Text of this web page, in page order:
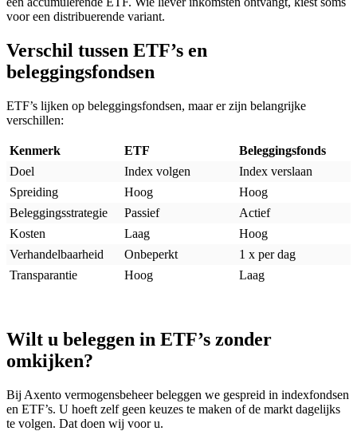
voor een distribuerende variant.
Verschil tussen ETF’s en
beleggingsfondsen
ETF’s lijken op beleggingsfondsen, maar er zijn belangrijke
verschillen:
Kenmerk ETF
Beleggingsfonds
Doel
Index volgen
Index verslaan
Spreiding
Hoog
Hoog
Beleggingsstrategie
Passief
Actief
Kosten
Laag
Hoog
Verhandelbaarheid
Onbeperkt
1 x per dag
Transparantie
Hoog Laag
Wilt u beleggen in ETF’s zonder
omkijken?
Bij Axento vermogensbeheer beleggen we gespreid in indexfondsen
en ETF’s. U hoeft zelf geen keuzes te maken of de markt dagelijks
te volgen. Dat doen wij voor u.